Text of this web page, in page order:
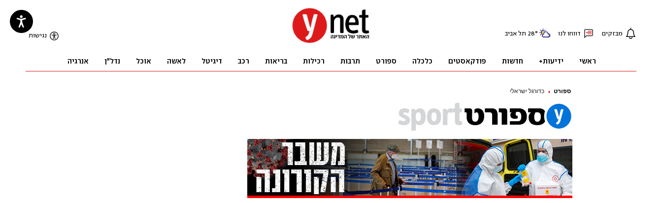
ספורט כדורגל ישראלי